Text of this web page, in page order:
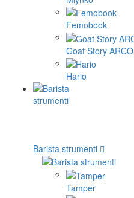
Femobook
Goat Story ARCO
Hario
Barista strumenti
Tamper